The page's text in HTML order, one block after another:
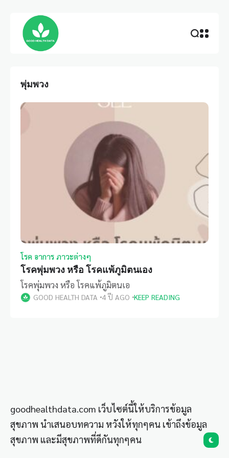
พุ่มพวง
โรค อาการ ภาวะต่างๆ
โรคพุ่มพวง หรือ โรคแพ้ภูมิตนเอง
โรคพุ่มพวง หรือ โรคแพ้ภูมิตนเอ
GOOD HEALTH DATA 4 ปี AGO KEEP READING
goodhealthdata.com เว็บไซต์นี้ให้บริการข้อมูล
สุขภาพ นำเสนอบทความ หวังให้ทุกๆคน เข้าถึงข้อมูล
สุขภาพ และมีสุขภาพที่ดีกันทุกๆคน